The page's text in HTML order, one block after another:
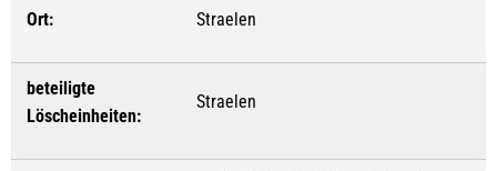
Ort: Straelen
beteiligte
Löscheinheiten:
Straelen